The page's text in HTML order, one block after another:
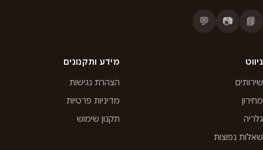
📘
📷
💬
ניווט
שירותים
מחירון
גלריה
שאלות נפוצות
מידע ותקנונים
הצהרת נגישות
מדיניות פרטיות
תקנון שימוש